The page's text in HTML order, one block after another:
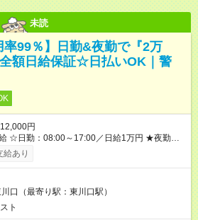
未読
率99％】日勤&夜勤で『2万
額日給保証☆日払いOK｜警
円
勤：
:+:-:+:-:+:-:+:- 日勤＋夜勤で 1
る！ -:+:-:+:-:+:-:+:-:+:- ■選べる支払い方
日に『現金全額』手渡しです♪ ■残業手当
当あり ┗施設警備2級など 【試用期間】
給あり
口（最寄り駅：東川口駅）
ト